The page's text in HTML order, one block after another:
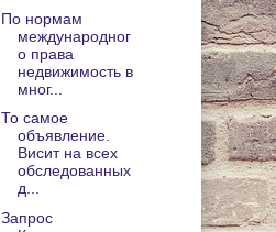
По нормам
международног
о права
недвижимость в
мног...
То самое
объявление.
Висит на всех
обследованных
д...
Запрос